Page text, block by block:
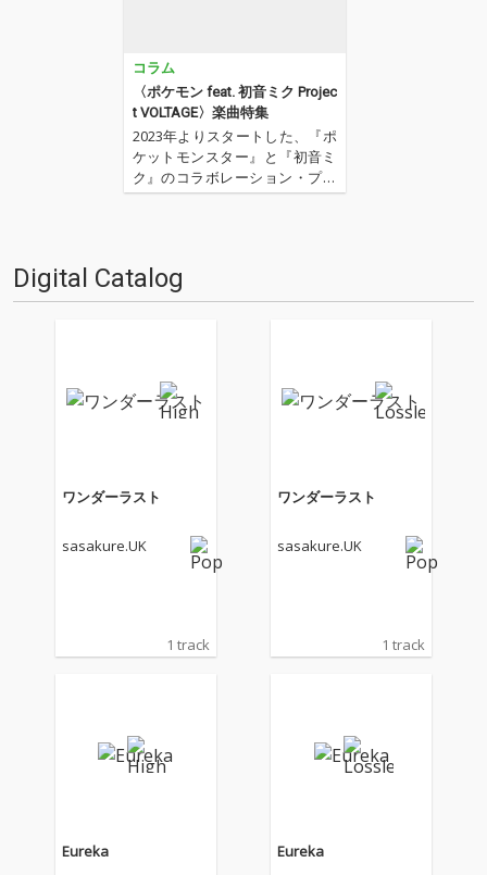
コラム
〈ポケモン feat. 初音ミク Projec
t VOLTAGE〉楽曲特集
2023年よりスタートした、『ポ
ケットモンスター』と『初音ミ
ク』のコラボレーション・プロ
ジェクト、〈ポケモン feat. 初
ロPたちが書き下ろした楽曲群
は…
Digital Catalog
ワンダーラスト
sasakure.UK
1 track
ワンダーラスト
sasakure.UK
1 track
Eureka Eureka